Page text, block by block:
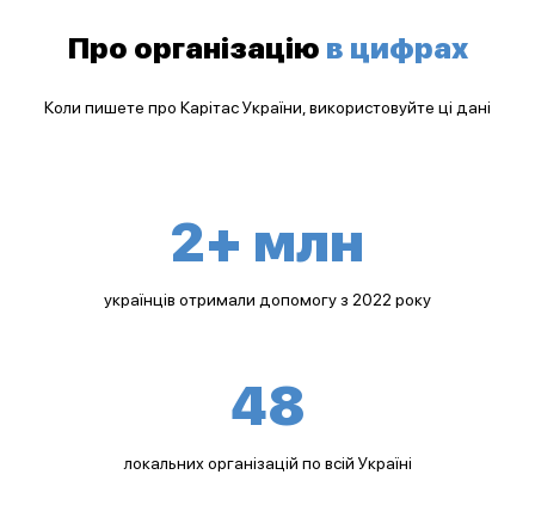
Про організацію в цифрах
Коли пишете про Карітас України, використовуйте ці дані
2+ млн
українців отримали допомогу з 2022 року
48
локальних організацій по всій Україні